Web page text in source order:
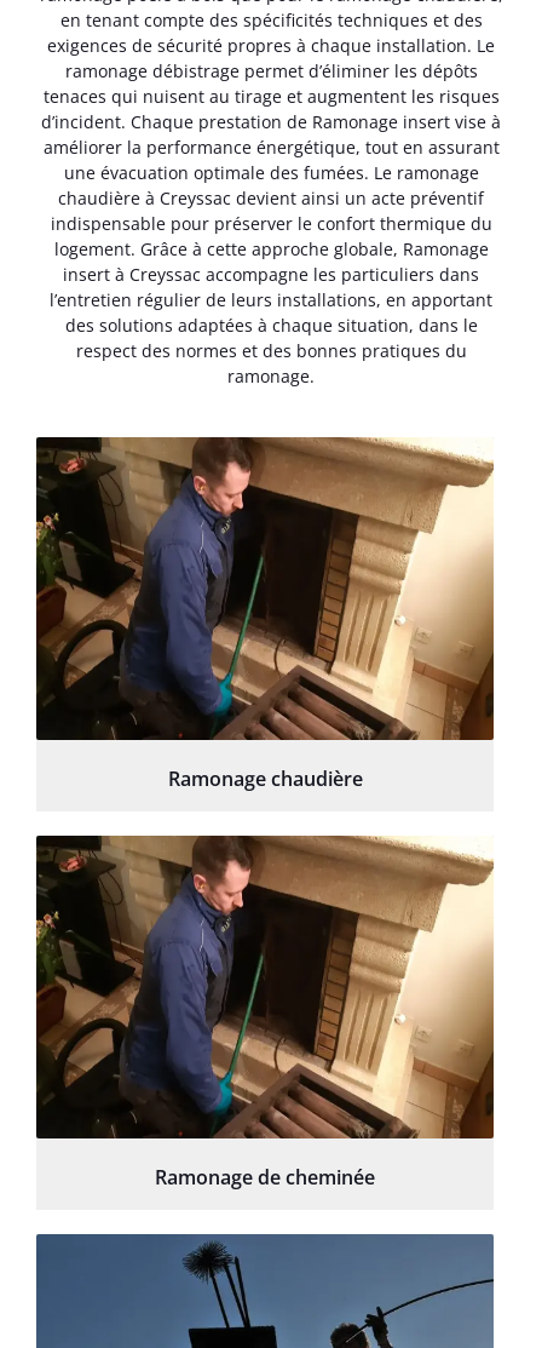
en tenant compte des spécificités techniques et des
exigences de sécurité propres à chaque installation. Le
ramonage débistrage permet d’éliminer les dépôts
tenaces qui nuisent au tirage et augmentent les risques
d’incident. Chaque prestation de Ramonage insert vise à
améliorer la performance énergétique, tout en assurant
une évacuation optimale des fumées. Le ramonage
chaudière à Creyssac devient ainsi un acte préventif
indispensable pour préserver le confort thermique du
logement. Grâce à cette approche globale, Ramonage
insert à Creyssac accompagne les particuliers dans
l’entretien régulier de leurs installations, en apportant
des solutions adaptées à chaque situation, dans le
respect des normes et des bonnes pratiques du
ramonage.
Ramonage chaudière
Ramonage de cheminée